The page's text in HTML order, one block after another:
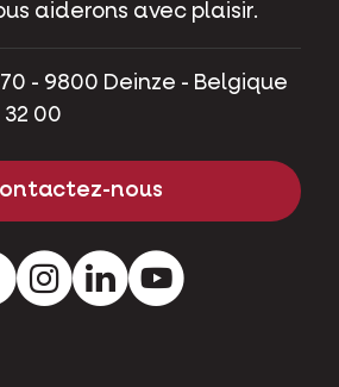
aiderons avec plaisir.
- 9800 Deinze - Belgique
32 00
nous
InstagramLinkedInYoutube